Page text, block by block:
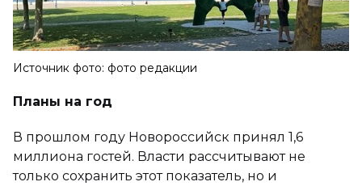
Источник фото: фото редакции
Планы на год
В прошлом году Новороссийск принял 1,6
миллиона гостей. Власти рассчитывают не
только сохранить этот показатель, но и